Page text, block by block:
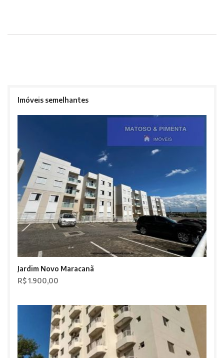
Imóveis semelhantes
Jardim Novo Maracanã
R$ 1.900,00